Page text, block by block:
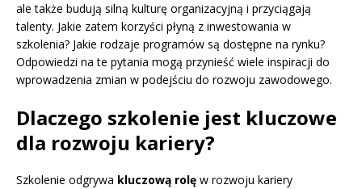
ale także budują silną kulturę organizacyjną i przyciągają
talenty. Jakie zatem korzyści płyną z inwestowania w
szkolenia? Jakie rodzaje programów są dostępne na rynku?
Odpowiedzi na te pytania mogą przynieść wiele inspiracji do
wprowadzenia zmian w podejściu do rozwoju zawodowego.
Dlaczego szkolenie jest kluczowe
dla rozwoju kariery?
Szkolenie odgrywa kluczową rolę w rozwoju kariery